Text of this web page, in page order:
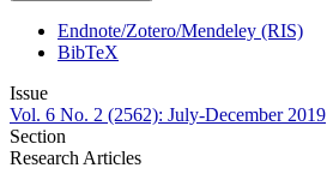
Endnote/Zotero/Mendeley (RIS)
BibTeX
Issue
Vol. 6 No. 2 (2562): July-December 2019
Section
Research Articles